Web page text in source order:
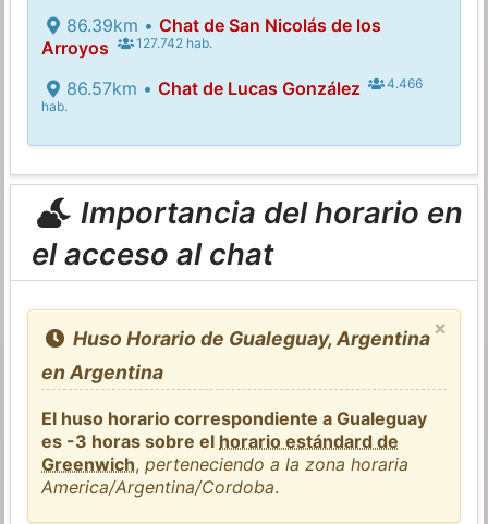
86.39km • Chat de San Nicolás de los
Arroyos
127.742 hab.
86.57km • Chat de Lucas González
4.466
hab.
Importancia del horario en
el acceso al chat
×
Huso Horario de Gualeguay, Argentina
en Argentina
El huso horario correspondiente a Gualeguay
es -3 horas sobre el horario estándard de
Greenwich,perteneciendo a la zona horaria
America/Argentina/Cordoba.